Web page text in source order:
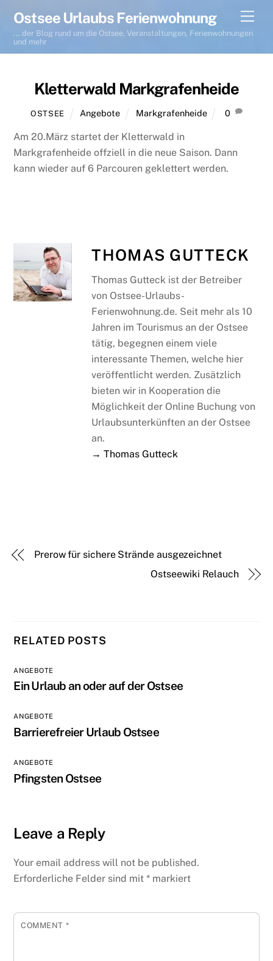
content
Ostsee Urlaubs Ferienwohnung
... der Blog rund um die Ostsee, Veranstaltungen, Ferienwohnungen
und mehr
Kletterwald Markgrafenheide
OSTSEE Angebote Markgrafenheide 0
Am 20.März startet der Kletterwald in
Markgrafenheide offziell in die neue Saison. Dann
kann wieder auf 6 Parcouren geklettert werden.
THOMAS GUTTECK
Thomas Gutteck ist der Betreiber
von Ostsee-Urlaubs-
Ferienwohnung.de. Seit mehr als 10
Jahren im Tourismus an der Ostsee
tätig, begegnen einem viele
interessante Themen, welche hier
veröffentlicht werden. Zusätzlich
bieten wir in Kooperation die
Möglichkeit der Online Buchung von
Urlaubsunterkünften an der Ostsee
an.
→ Thomas Gutteck
Prerow für sichere Strände ausgezeichnet
Ostseewiki Relauch
RELATED POSTS
ANGEBOTE
Ein Urlaub an oder auf der Ostsee
ANGEBOTE
Barrierefreier Urlaub Ostsee
ANGEBOTE
Pfingsten Ostsee
Leave a Reply
Your email address will not be published.
Erforderliche Felder sind mit* markiert
COMMENT *